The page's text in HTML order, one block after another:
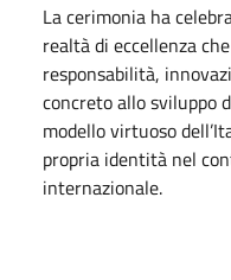
La cerimonia ha
realtà di eccellenza
responsabilità,
concreto allo sviluppo
modello virtuoso
propria identità nel
internazionale.